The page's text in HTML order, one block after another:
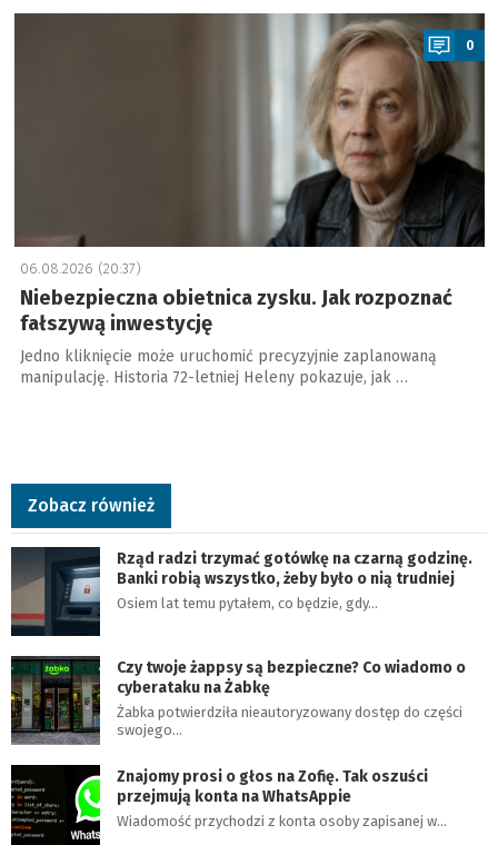
a
0
06.08.2026 (20:37)
Niebezpieczna obietnica zysku. Jak rozpoznać
fałszywą inwestycję
Jedno kliknięcie może uruchomić precyzyjnie zaplanowaną
manipulację. Historia 72-letniej Heleny pokazuje, jak …
Zobacz również
Rząd radzi trzymać gotówkę na czarną godzinę.
Banki robią wszystko, żeby było o nią trudniej
Osiem lat temu pytałem, co będzie, gdy…
Czy twoje żappsy są bezpieczne? Co wiadomo o
cyberataku na Żabkę
Żabka potwierdziła nieautoryzowany dostęp do części
swojego…
Znajomy prosi o głos na Zofię. Tak oszuści
przejmują konta na WhatsAppie
Wiadomość przychodzi z konta osoby zapisanej w…